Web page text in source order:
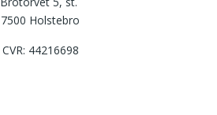
7500 Holstebro
CVR: 44216698